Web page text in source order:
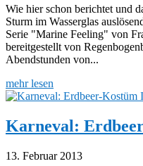
Wie hier schon berichtet und
Sturm im Wasserglas
Serie "Marine Feeling" von
bereitgestellt von
Abendstunden von...
mehr lesen
Karneval:
13. Februar 2013